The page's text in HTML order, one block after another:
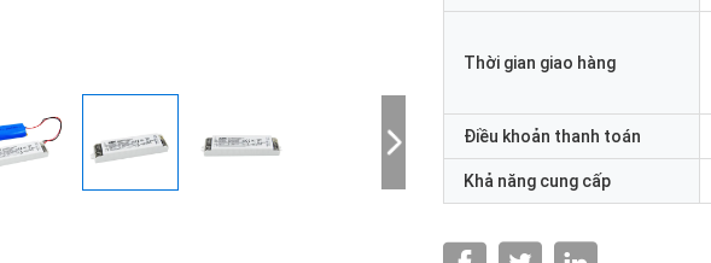
Thời gian giao hàng
Điều khoản thanh toán
Khả năng cung cấp